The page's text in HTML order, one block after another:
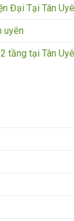
Đại Tại Tân
uyên
tầng tại Tân